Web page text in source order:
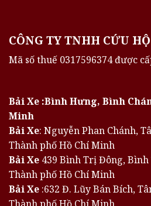
CÔNG TY TNHH CỨU
Mã số thuế 0317596374 được
Bải Xe :Bình Hưng, Bình
Minh
Bải Xe: Nguyễn Phan Chánh,
Thành phố Hồ Chí Minh
Bải Xe 439 Bình Trị Đông,
Thành phố Hồ Chí Minh
Bải Xe :632 Đ. Lũy Bán Bích,